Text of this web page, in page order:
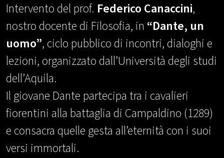
Intervento del prof. Federico Canaccini,
nostro docente di Filosofia, in “Dante, un
uomo”, ciclo pubblico di incontri, dialoghi e
lezioni, organizzato dall’Università degli studi
dell’Aquila.
Il giovane Dante partecipa tra i cavalieri
fiorentini alla battaglia di Campaldino (1289)
e consacra quelle gesta all’eternità con i suoi
versi immortali.